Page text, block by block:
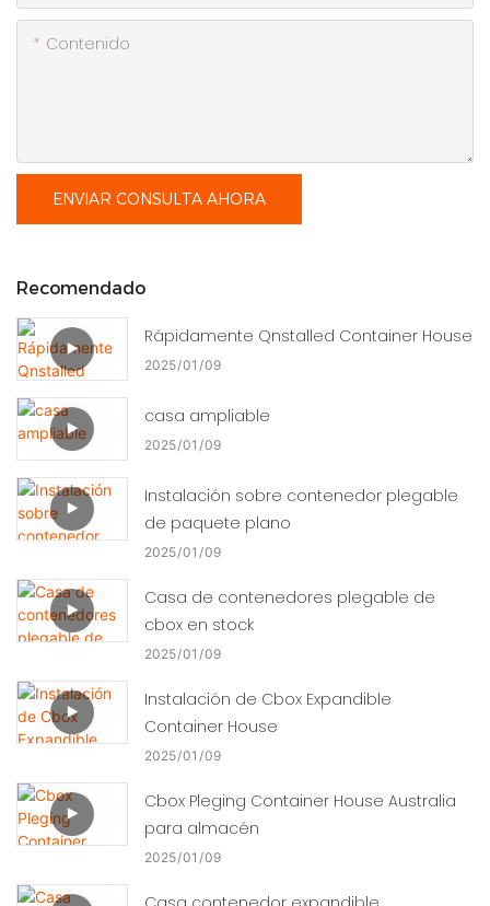
Contenido
ENVIAR CONSULTA AHORA
Recomendado
Rápidamente Qnstalled Container House
2025 01 09
casa ampliable
2025 01 09
Instalación sobre contenedor plegable
de paquete plano
2025 01 09
Casa de contenedores plegable de
cbox en stock
2025 01 09
Instalación de Cbox Expandible
Container House
2025 01 09
Cbox Pleging Container House Australia
para almacén
2025 01 09